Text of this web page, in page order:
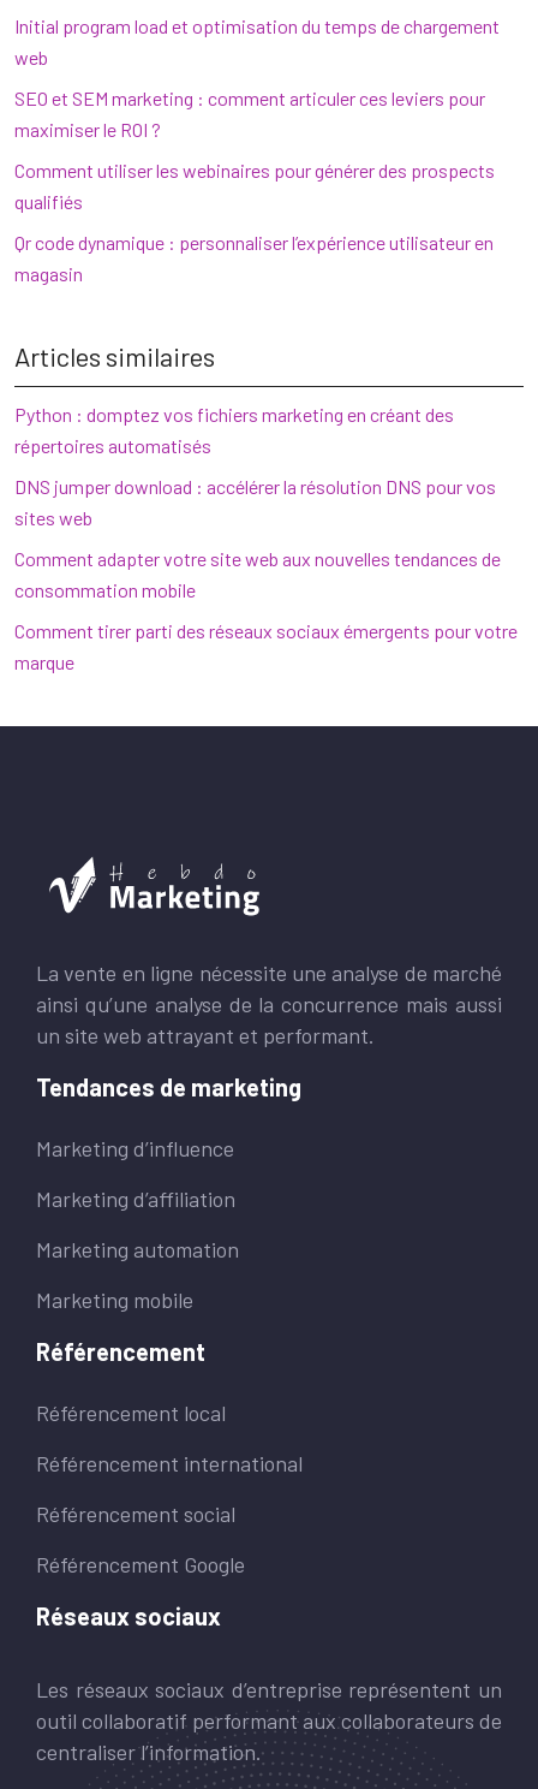
Initial program load et optimisation du temps de chargement
web
SEO et SEM marketing : comment articuler ces leviers pour
maximiser le ROI ?
Comment utiliser les webinaires pour générer des prospects
qualifiés
Qr code dynamique : personnaliser l’expérience utilisateur en
magasin
Articles similaires
Python : domptez vos fichiers marketing en créant des
répertoires automatisés
DNS jumper download : accélérer la résolution DNS pour vos
sites web
Comment adapter votre site web aux nouvelles tendances de
consommation mobile
Comment tirer parti des réseaux sociaux émergents pour votre
marque
La vente en ligne nécessite une analyse de marché
ainsi qu’une analyse de la concurrence mais aussi
un site web attrayant et performant.
Tendances de marketing
Marketing d’influence
Marketing d’affiliation
Marketing automation
Marketing mobile
Référencement
Référencement local
Référencement international
Référencement social
Référencement Google
Réseaux sociaux
Les réseaux sociaux d’entreprise représentent un
outil collaboratif performant aux collaborateurs de
centraliser l’information.